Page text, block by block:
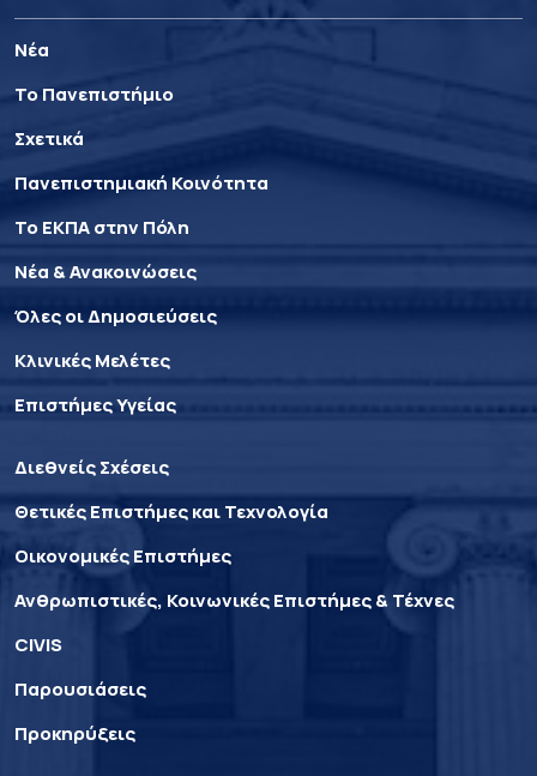
Νέα
Το Πανεπιστήμιο
Σχετικά
Πανεπιστημιακή Κοινότητα
Το ΕΚΠΑ στην Πόλη
Νέα & Ανακοινώσεις
Όλες οι Δημοσιεύσεις
Κλινικές Μελέτες
Επιστήμες Υγείας
Διεθνείς Σχέσεις
Θετικές Επιστήμες και Τεχνολογία
Οικονομικές Επιστήμες
Ανθρωπιστικές, Κοινωνικές Επιστήμες & Τέχνες
CIVIS
Παρουσιάσεις
Προκηρύξεις